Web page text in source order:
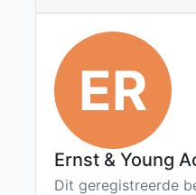
ER
Ernst & Young
Dit geregistreerde